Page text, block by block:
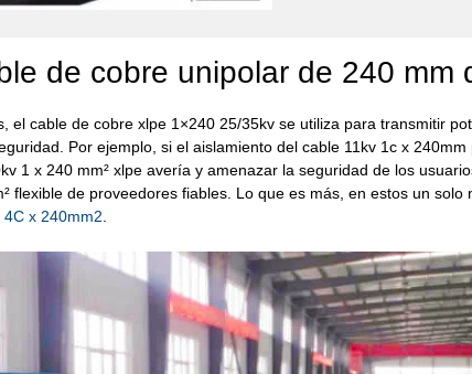
de cobre unipolar de 240 mm
el cable de cobre xlpe 1×240 25/35kv se utiliza para transmitir
Por ejemplo, si el aislamiento del cable 11kv 1c x
1 x 240 mm² xlpe avería y amenazar la seguridad de los
flexible de proveedores fiables. Lo que es más, en estos un
x 240mm2